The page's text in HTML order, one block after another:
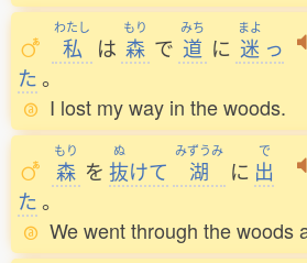
わたし
私 は
もり
森 で
みち
道 に
まよ
迷 っ
た。
I lost my way in the woods.
もり
森 を
ぬ
抜けて
みずうみ
湖 に
で
出
た。
We went through the woods